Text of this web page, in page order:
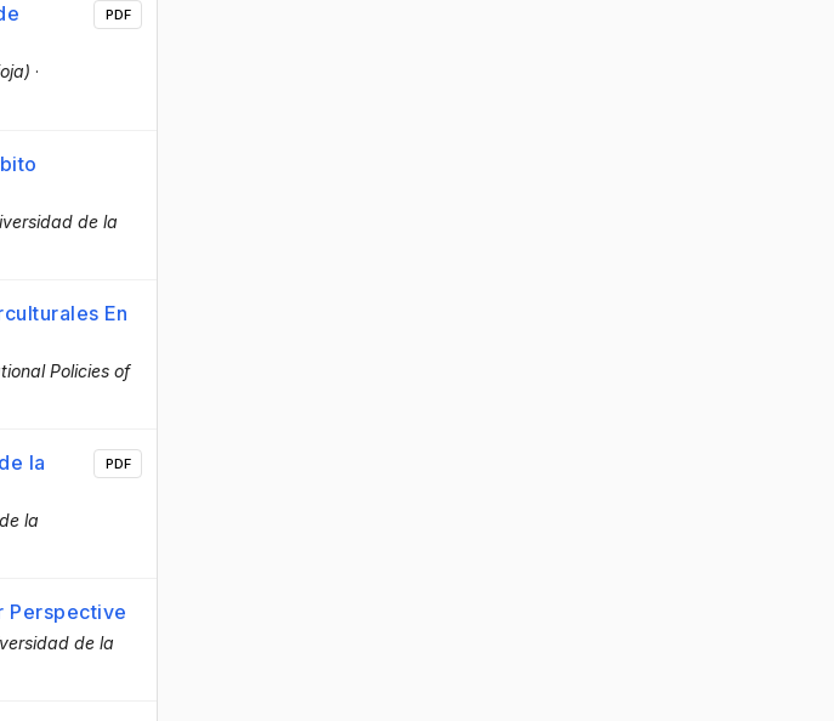
·
PDF
de la
En
Policies of
la
la
PDF
Perspective
de la